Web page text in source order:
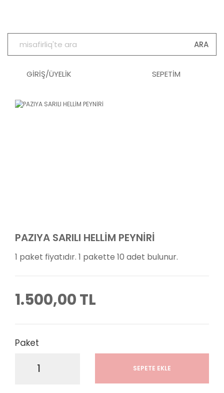
ARA
GİRİŞ/ÜYELİK SEPETİM
PAZIYA SARILI HELLİM PEYNİRİ
1 paket fiyatıdır. 1 pakette 10 adet bulunur.
1.500,00 TL
Paket
SEPETE EKLE